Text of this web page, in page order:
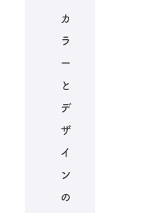
カ
ラ
ー
と
デ
ザ
イ
ン
の